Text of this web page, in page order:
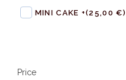
MINI CAKE +(25,00 €)
Price